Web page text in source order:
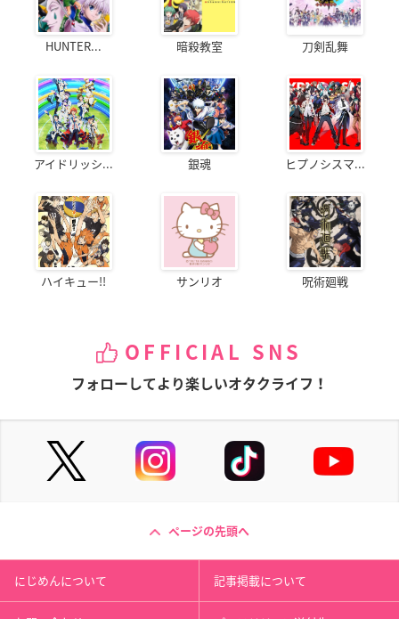
HUNTER... 暗殺教室 刀剣乱舞
アイドリッシ... 銀魂 ヒプノシスマ...
ハイキュー!! サンリオ 呪術廻戦
OFFICIAL SNS
フォローしてより楽しいオタクライフ！
ページの先頭へ
にじめんについて 記事掲載について